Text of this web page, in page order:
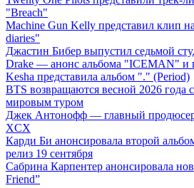
"Breach"
Machine Gun Kelly представил клип
diaries"
Джастин Бибер выпустил седьмой
Drake — анонс альбома "ICEMAN" и
Kesha представила альбом "." (Period)
BTS возвращаются весной 2026 года
мировым туром
Джек Антонофф — главный продюсер
XCX
Карди Би анонсировала второй
релиз 19 сентября
Сабрина Карпентер анонсировала
Friend”